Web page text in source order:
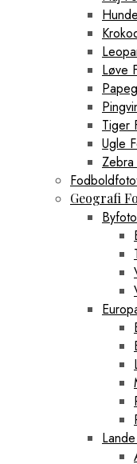
Løve
Tiger
Ugle
Geografi